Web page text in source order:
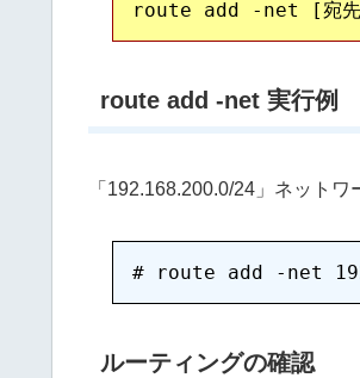
route add -net 実行例
「192.168.200.0/24」ネット
ルーティングの確認